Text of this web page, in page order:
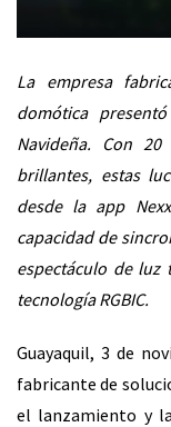
La empresa
domótica
Navideña. Con
brillantes, estas
desde la app
capacidad de
espectáculo de luz
tecnología RGBIC.
Guayaquil, 3 de
fabricante de
el lanzamiento y